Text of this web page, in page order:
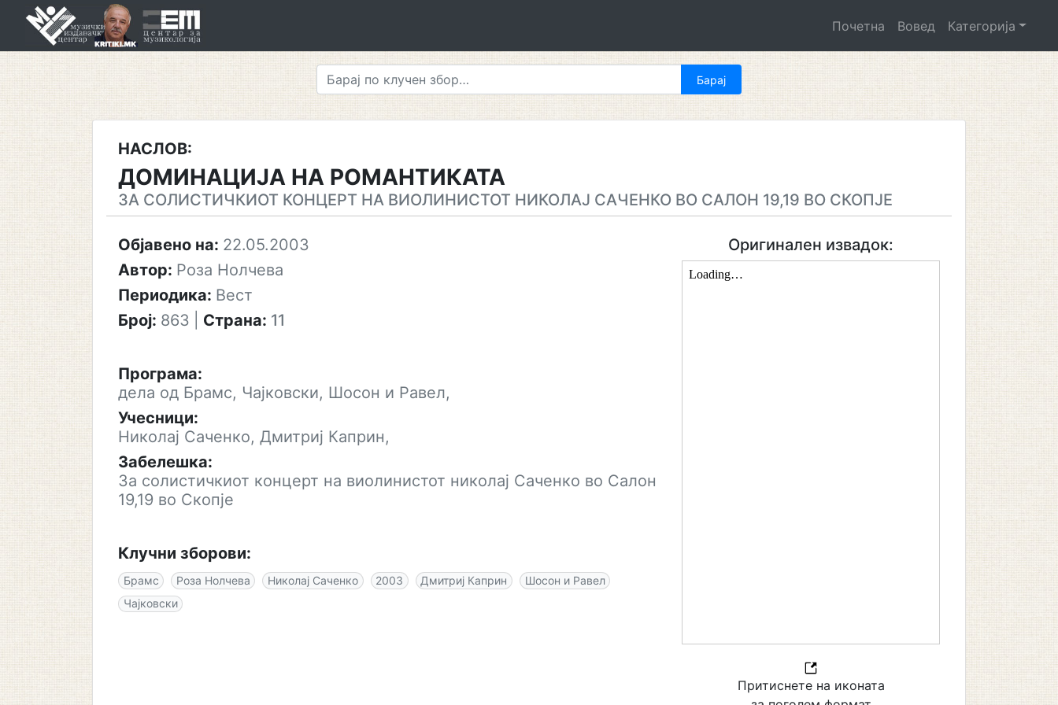
Почетна Вовед Категорија
НАСЛОВ:
ДОМИНАЦИЈА НА РОМАНТИКАТА
ЗА СОЛИСТИЧКИОТ КОНЦЕРТ НА ВИОЛИНИСТОТ НИКОЛАЈ САЧЕНКО ВО САЛОН 19,19 ВО СКОПЈЕ
Објавено на: 22.05.2003
Автор: Роза Нолчева
Периодика: Вест
Број: 863 Страна: 11
Програма:
дела од Брамс, Чајковски, Шосон и Равел,
Учесници:
Николај Саченко, Дмитриј Каприн,
Забелешка:
За солистичкиот концерт на виолинистот николај Саченко во Салон
19,19 во Скопје
Клучни зборови:
Брамс Роза Нолчева Николај Саченко 2003 Дмитриј Каприн
Шосон и Равел
Чајковски
Оригинален извадок:
Притиснете на иконата